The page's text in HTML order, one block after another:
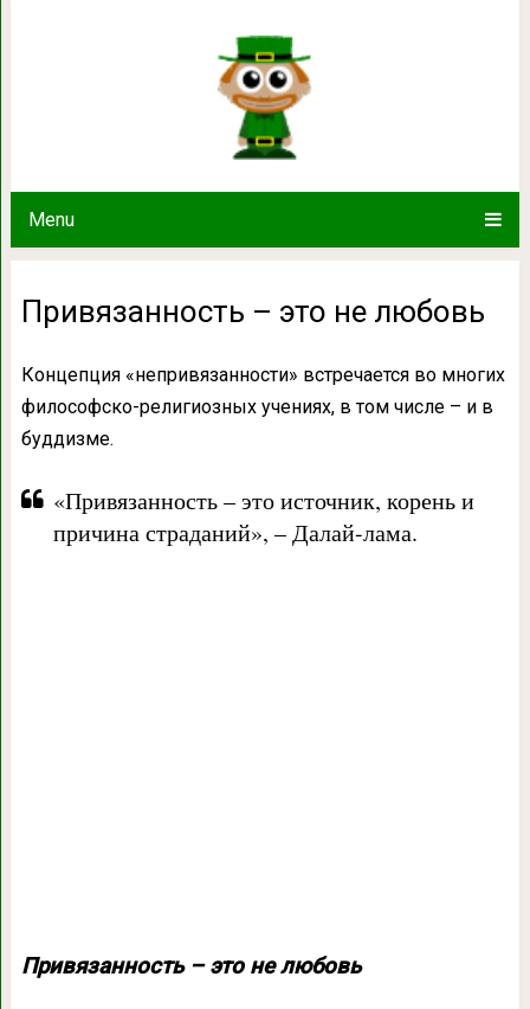
Menu
Привязанность –
Привязанность – это не любовь
Концепция «непривязанности» встречается во многих
философско-религиозных учениях, в том числе – и в
буддизме.
«Привязанность – это источник, корень и
причина страданий», – Далай-лама.
Привязанность – это не любовь